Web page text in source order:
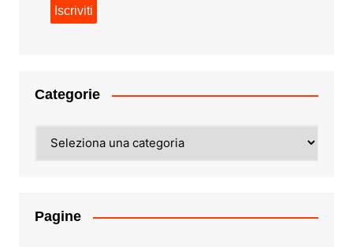
Categorie
Pagine